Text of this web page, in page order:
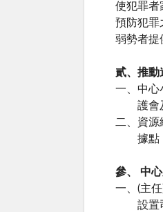
使犯罪者
預防犯罪
弱勢者提
貳、推動
一、中心
護會
二、資源
據點
參、 中
一、(主
設置